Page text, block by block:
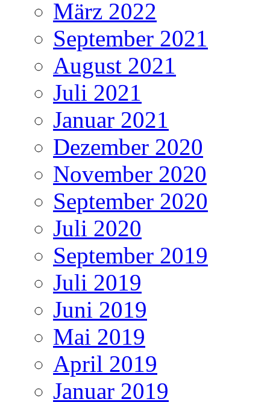
März 2022
September 2021
August 2021
Juli 2021
Januar 2021
Dezember 2020
November 2020
September 2020
Juli 2020
September 2019
Juli 2019
Juni 2019
Mai 2019
April 2019
Januar 2019